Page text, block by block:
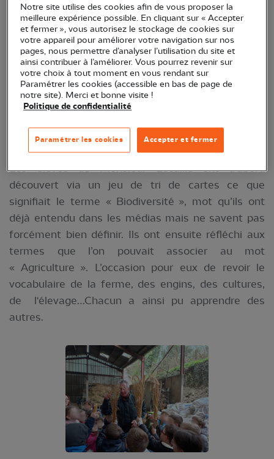
Les élèves de Monsieur Lécaille ont d’abord
découvert via un jeu de tri de cartes ce que
signifiait le terme « Biodiversité », mot qu’ils ont
déjà entendu dans les médias mais ne savent pas
forcément bien définir. Ils ont ensuite réfléchi aux
termes que l’on pouvait associer au mot
« Agriculture ». L’occasion pour eux de revoir le
vocabulaire de la ferme, des engins, des cultures,
de l‘élevage…Chacun a ainsi pu apprendre des
autres.
Notre site utilise des cookies afin de vous proposer la
meilleure expérience possible. En cliquant sur « Accepter
et fermer », vous autorisez le stockage de cookies sur
votre appareil pour améliorer votre navigation sur nos
pages, nous permettre d’analyser l’utilisation du site et
ainsi contribuer à l’améliorer. Vous pourrez revenir sur
votre choix à tout moment en vous rendant sur
Paramétrer les cookies (accessible en bas de page de
notre site). Merci et bonne visite !
Politique de confidentialité
Accepter et fermer
Paramétrer les cookies